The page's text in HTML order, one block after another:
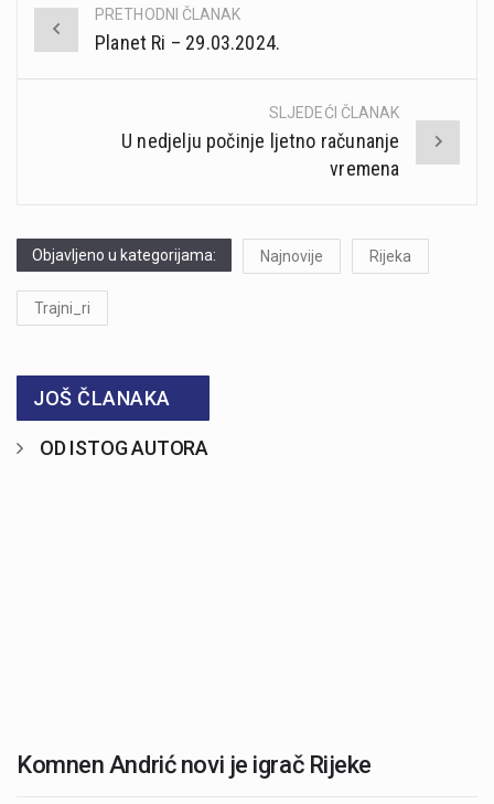
Post
PRETHODNI ČLANAK
Planet Ri – 29.03.2024.
SLJEDEĆI ČLANAK
U nedjelju počinje ljetno računanje
vremena
Objavljeno u kategorijama: Najnovije Rijeka
Trajni_ri
JOŠ ČLANAKA
OD ISTOG AUTORA
Komnen Andrić novi je igrač Rijeke